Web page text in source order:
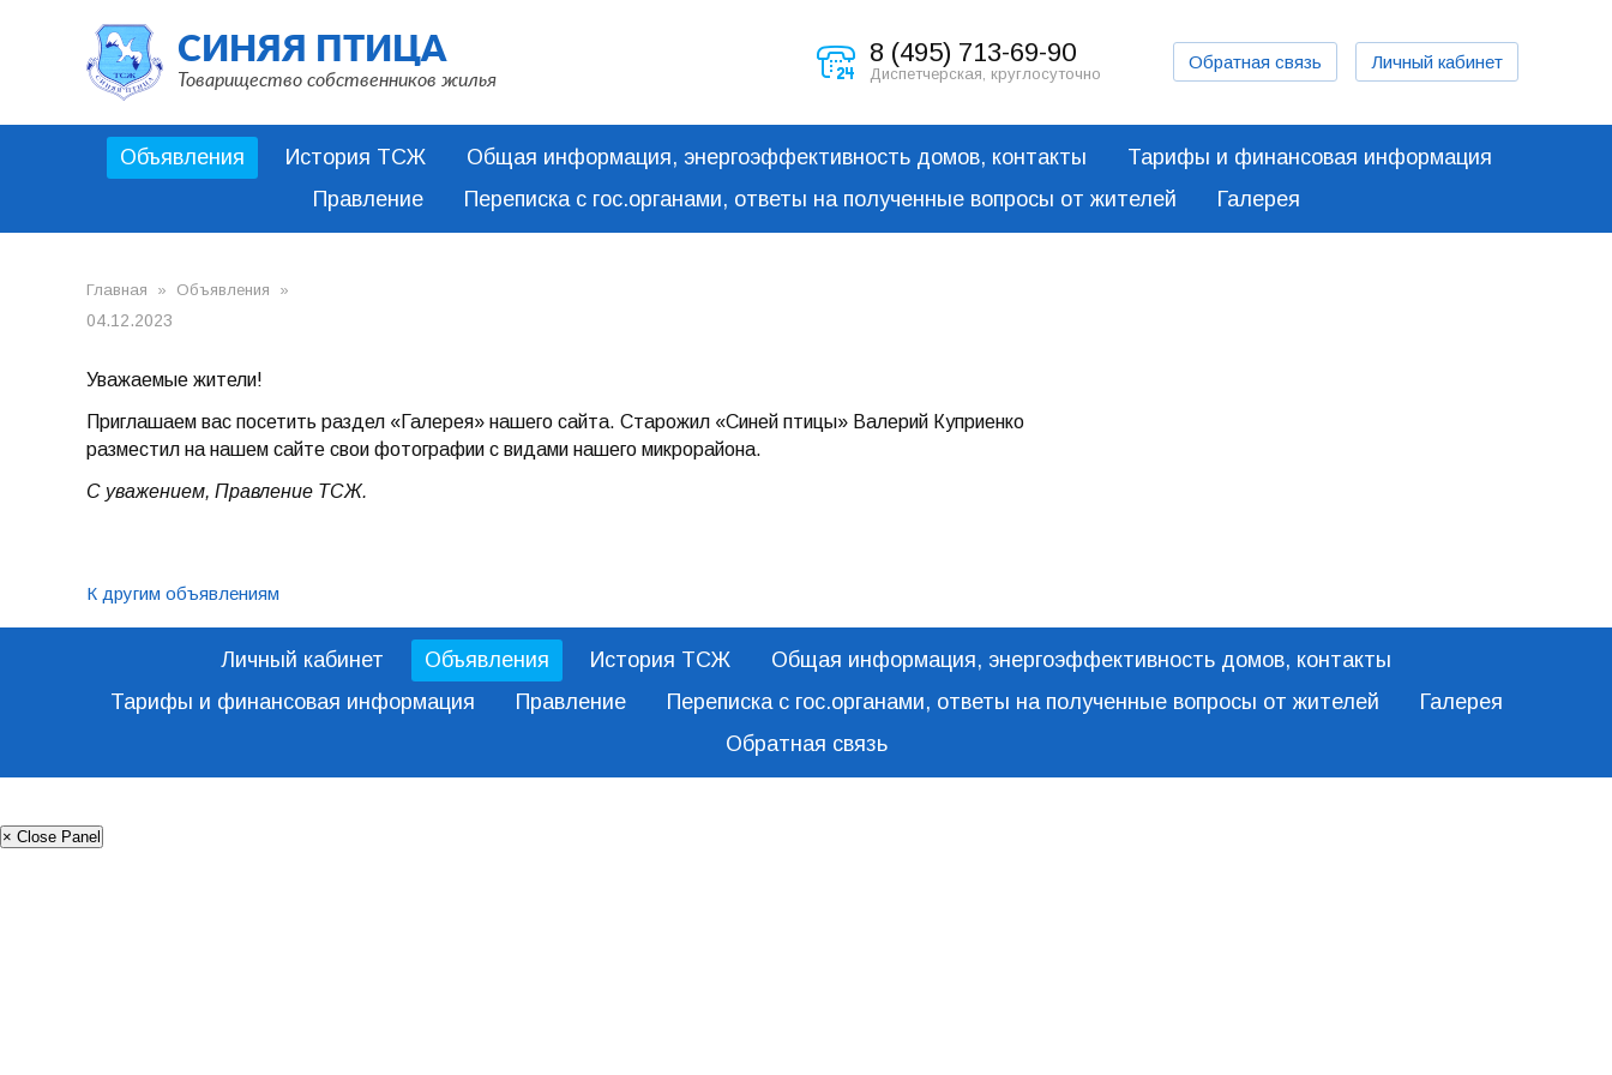
СИНЯЯ ПТИЦА
Товарищество собственников жилья
8 (495) 713-69-90
Диспетчерская, круглосуточно
Обратная связь Личный кабинет
Объявления История ТСЖ Общая информация, энергоэффективность домов, контакты
Тарифы и финансовая информация
Правление
Переписка с гос.органами, ответы на полученные вопросы от жителей Галерея
Главная » Объявления »
04.12.2023
Уважаемые жители!
Приглашаем вас посетить раздел «Галерея» нашего сайта. Старожил «Синей птицы» Валерий Куприенко
разместил на нашем сайте свои фотографии с видами нашего микрорайона.
С уважением, Правление ТСЖ.
К другим объявлениям
Личный кабинет Объявления История ТСЖ
Общая информация, энергоэффективность домов, контакты
Тарифы и финансовая информация
Правление Переписка с гос.органами, ответы на полученные вопросы от жителей
Галерея
Обратная связь
× Close Panel